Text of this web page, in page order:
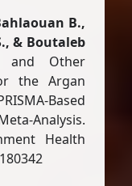
B.,
& Boutaleb
Other
the Argan
Based
Analysis.
Health